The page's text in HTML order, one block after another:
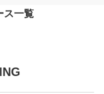
JOURNAL
ス一覧